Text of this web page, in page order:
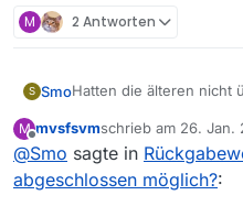
M 2 Antworten
S SmoHatten die älteren nicht
Auf jeden Fall wäre eine
Beendigung aller
Oder halt einen
eh sauberer Stil wäre.
M
Offline
mvsfsvmschrieb am 26. Jan.
zuletzt editiert von
@Smo sagte in
abgeschlossen möglich?: